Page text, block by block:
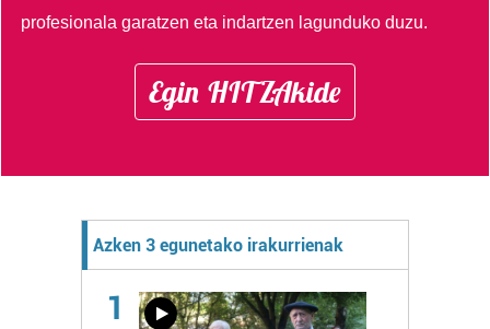
profesionala garatzen eta indartzen lagunduko duzu.
Egin HITZAkide
Azken 3 egunetako irakurrienak
1